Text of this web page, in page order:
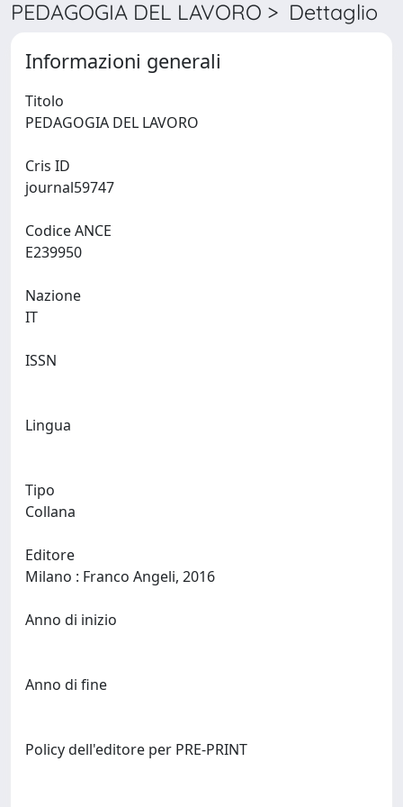
PEDAGOGIA DEL LAVORO > Dettaglio
Informazioni generali
Titolo
Cris ID
Codice ANCE
Nazione
ISSN
Lingua
Tipo
Collana
Editore
Anno di inizio
Anno di fine
Policy dell'editore per PRE-PRINT